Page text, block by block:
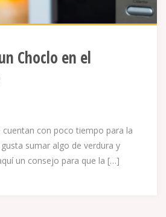
Choclo en el
cuentan con poco tiempo para la
sumar algo de verdura y
un consejo para que la […]